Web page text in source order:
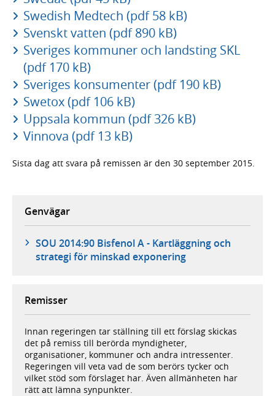
Swedish Medtech (pdf 58 kB)
Svenskt vatten (pdf 890 kB)
Sveriges kommuner och landsting SKL
(pdf 170 kB)
Sveriges konsumenter (pdf 190 kB)
Swetox (pdf 106 kB)
Uppsala kommun (pdf 326 kB)
Vinnova (pdf 13 kB)
Sista dag att svara på remissen är den 30 september 2015.
Genvägar
SOU 2014:90 Bisfenol A - Kartläggning och
strategi för minskad exponering
Remisser
Innan regeringen tar ställning till ett förslag skickas
det på remiss till berörda myndigheter,
organisationer, kommuner och andra intressenter.
Regeringen vill veta vad de som berörs tycker och
vilket stöd som förslaget har. Även allmänheten har
rätt att lämna synpunkter.